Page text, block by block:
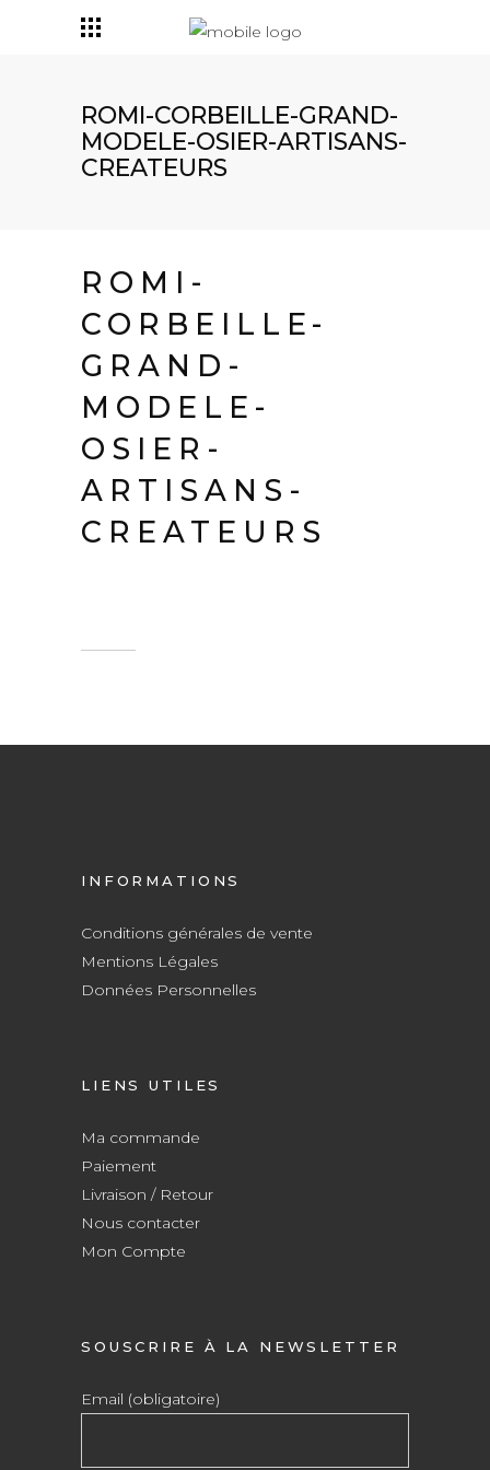
ROMI-CORBEILLE-GRAND-
MODELE-OSIER-ARTISANS-
CREATEURS
ROMI-
CORBEILLE-
GRAND-
MODELE-
OSIER-
ARTISANS-
CREATEURS
INFORMATIONS
Conditions générales de vente
Mentions Légales
Données Personnelles
LIENS UTILES
Ma commande
Paiement
Livraison / Retour
Nous contacter
Mon Compte
SOUSCRIRE À LA NEWSLETTER
Email (obligatoire)